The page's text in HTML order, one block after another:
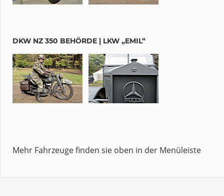
DKW NZ 350 BEHÖRDE | LKW „EMIL“
Mehr Fahrzeuge finden sie oben in der Menüleiste